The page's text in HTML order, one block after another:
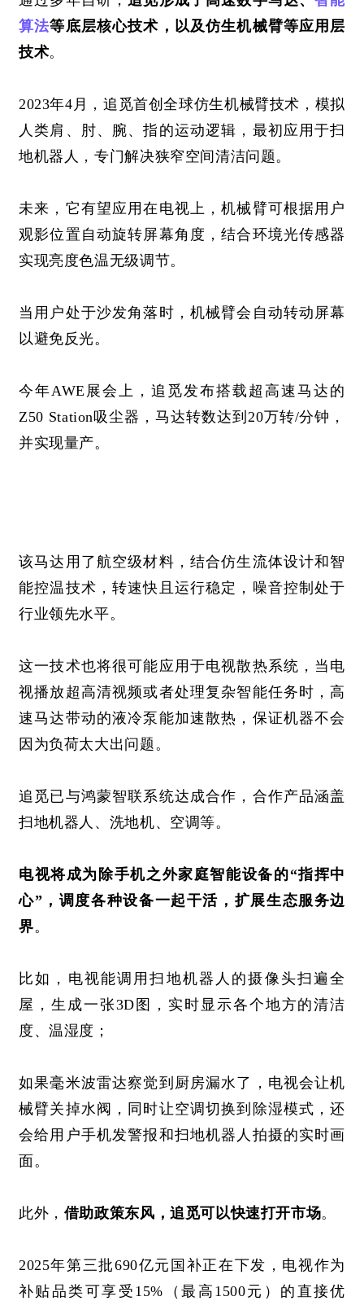
算法等底层核心技术，以及仿生机械臂等应用层
技术。
2023年4月，追觅首创全球仿生机械臂技术，模拟
人类肩、肘、腕、指的运动逻辑，最初应用于扫
地机器人，专门解决狭窄空间清洁问题。
未来，它有望应用在电视上，机械臂可根据用户
观影位置自动旋转屏幕角度，结合环境光传感器
实现亮度色温无级调节。
当用户处于沙发角落时，机械臂会自动转动屏幕
以避免反光。
今年AWE展会上，追觅发布搭载超高速马达的
Z50 Station吸尘器，马达转数达到20万转/分钟，
并实现量产。
该马达用了航空级材料，结合仿生流体设计和智
能控温技术，转速快且运行稳定，噪音控制处于
行业领先水平。
这一技术也将很可能应用于电视散热系统，当电
视播放超高清视频或者处理复杂智能任务时，高
速马达带动的液冷泵能加速散热，保证机器不会
因为负荷太大出问题。
追觅已与鸿蒙智联系统达成合作，合作产品涵盖
扫地机器人、洗地机、空调等。
电视将成为除手机之外家庭智能设备的“指挥中
心”，调度各种设备一起干活，扩展生态服务边
界。
比如，电视能调用扫地机器人的摄像头扫遍全
屋，生成一张3D图，实时显示各个地方的清洁
度、温湿度；
如果毫米波雷达察觉到厨房漏水了，电视会让机
械臂关掉水阀，同时让空调切换到除湿模式，还
会给用户手机发警报和扫地机器人拍摄的实时画
面。
此外， 借助政策东风，追觅可以快速打开市场。
2025年第三批690亿元国补正在下发，电视作为
补贴品类可享受15%（最高1500元）的直接优